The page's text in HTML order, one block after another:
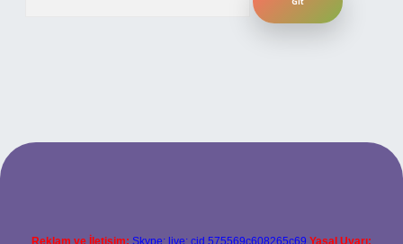
Reklam ve İletişim: Skype: live:.cid.575569c608265c69 Yasal Uyarı: